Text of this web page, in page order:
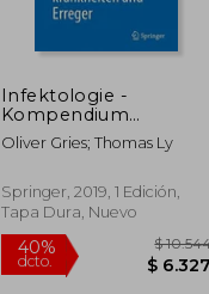
40%
Infektologie -
Kompendium
Humanpathogener
Infektionskrankheiten
Alemán)
Oliver Gries; Thomas Ly
Springer, 2019, 1 Edición,
Tapa Dura, Nuevo